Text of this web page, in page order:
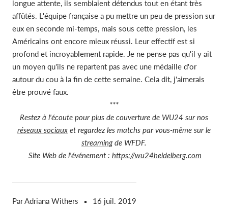
Par Adriana Withers 16 juil. 2019
longue attente, ils semblaient détendus tout en étant très
affûtés. L'équipe française a pu mettre un peu de pression sur
eux en seconde mi-temps, mais sous cette pression, les
Américains ont encore mieux réussi. Leur effectif est si
profond et incroyablement rapide. Je ne pense pas qu'il y ait
un moyen qu'ils ne repartent pas avec une médaille d'or
autour du cou à la fin de cette semaine. Cela dit, j'aimerais
être prouvé faux.
***
Restez à l'écoute pour plus de couverture de WU24 sur nos
réseaux sociaux et regardez les matchs par vous-même sur le
streamingde WFDF.
Site Web de l'événement : https://wu24heidelberg.com